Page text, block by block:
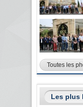
Toutes les
Les plus